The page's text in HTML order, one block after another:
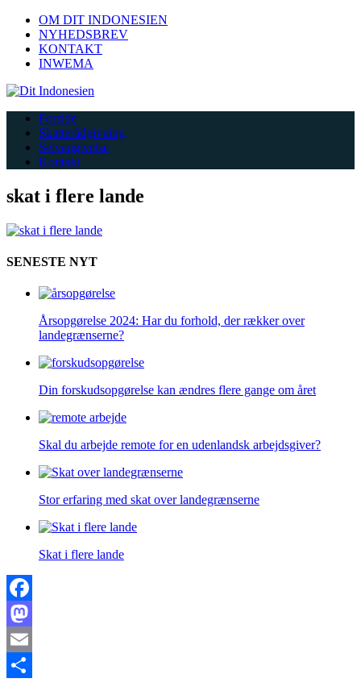
OM DIT INDONESIEN
NYHEDSBREV
KONTAKT
INWEMA
Forside
Skatterådgivning
Selvangivelse
Kontakt
skat i flere lande
SENESTE NYT
Årsopgørelse 2024: Har du forhold, der rækker over
landegrænserne?
Din forskudsopgørelse kan ændres flere gange om året
Skal du arbejde remote for en udenlandsk arbejdsgiver?
Stor erfaring med skat over landegrænserne
Skat i flere lande
Facebook
Mastodon
Email